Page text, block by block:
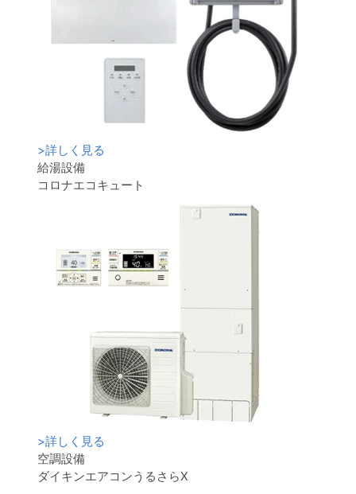
>詳しく見る
給湯設備
コロナエコキュート
>詳しく見る
空調設備
ダイキンエアコンうるさらX